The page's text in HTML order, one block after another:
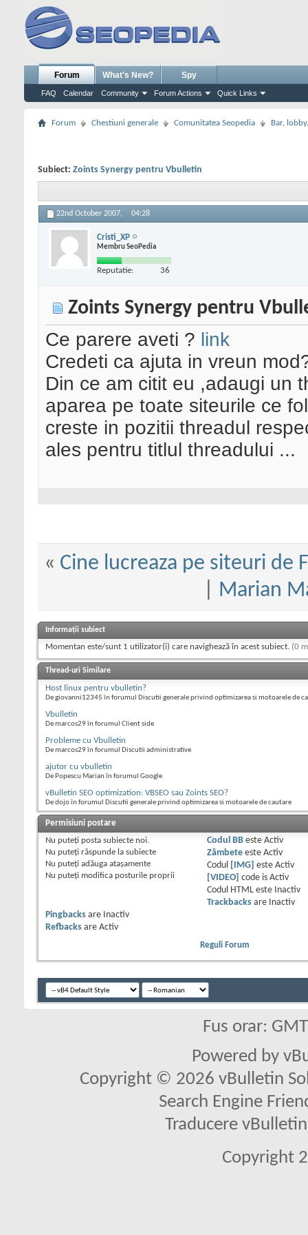
Forum
FAQ Calendar Community Forum Actions Quick Links
What's New? Spy
Forum Chestiuni generale Comunitatea Seopedia Bar,
Subiect: Zoints Synergy pentru Vbulletin
22nd October 2007, 04:28
Cristi_XP
Membru SeoPedia
Reputatie: 36
Zoints Synergy pentru
Ce parere aveti ? link
Credeti ca ajuta in vreun
Din ce am citit eu ,adaugi un
aparea pe toate siteurile ce
creste in pozitii threadul
ales pentru titlul threadului ...
« Cine lucreaza pe siteuri de
Marian
Informații subiect
Momentan este/sunt 1 utilizator(i) care navighează în acest subiect. (0
Thread-uri Similare
Host linux pentru vbulletin?
De giovanni12345 în forumul Discutii generale privind optimizarea si motoarele de
Vbulletin
De marcos29 în forumul Client side
Probleme cu Vbulletin
De marcos29 în forumul Discutii administrative
ajutor cu vbulletin
De Popescu Marian în forumul Google
vBulletin SEO optimization: VBSEO sau Zoints SEO?
De dojo în forumul Discutii generale privind optimizarea si motoarele de cautare
Permisiuni postare
Nu puteţi posta subiecte noi.
Nu puteţi răspunde la subiecte
Nu puteţi adăuga ataşamente
Nu puteţi modifica posturile proprii
Codul BBeste Activ
Zâmbeteeste Activ
Codul
[IMG] este Activ
[VIDEO]
code is Activ
Codul HTML este
Inactiv
Trackbacksare
Inactiv
Pingbacks are
Inactiv
Refbacks are Activ
Reguli Forum
Fus orar:
Powered by
Copyright © 2026 vBulletin
Search Engine
Traducere
Copyright